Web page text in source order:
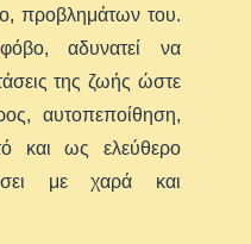
προβλημάτων του.
αδυνατεί να
της ζωής ώστε
αυτοπεποίθηση,
και ως ελεύθερο
με χαρά και